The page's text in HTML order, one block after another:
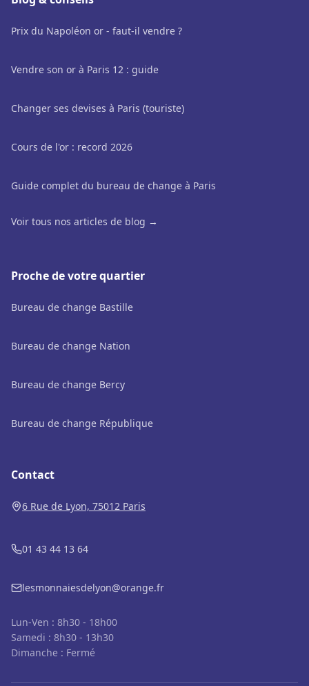
Prix du Napoléon or - faut-il vendre ?
Vendre son or à Paris 12 : guide
Changer ses devises à Paris (touriste)
Cours de l'or : record 2026
Guide complet du bureau de change à Paris
Voir tous nos articles de blog →
Proche de votre quartier
Bureau de change Bastille
Bureau de change Nation
Bureau de change Bercy
Bureau de change République
Contact
6 Rue de Lyon, 75012 Paris
01 43 44 13 64
lesmonnaiesdelyon@orange.fr
Lun-Ven : 8h30 - 18h00
Samedi : 8h30 - 13h30
Dimanche : Fermé